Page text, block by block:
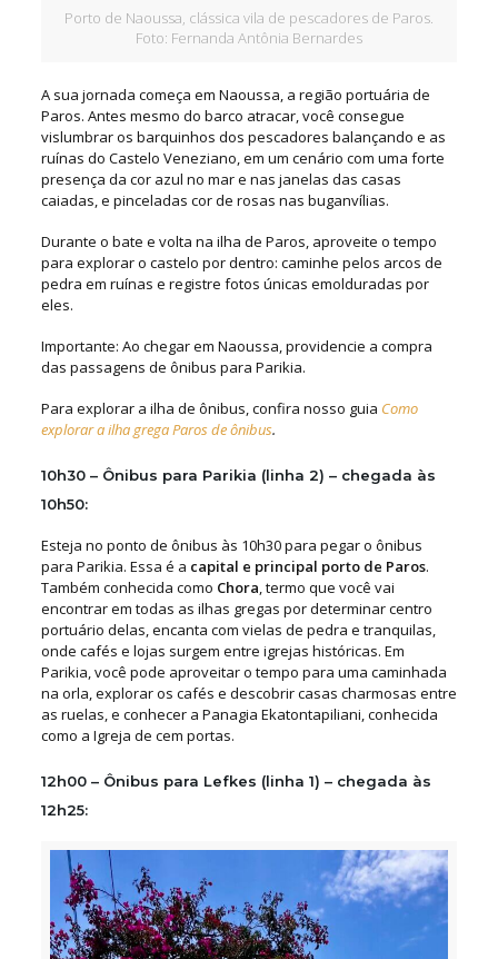
Porto de Naoussa, clássica vila de pescadores de Paros.
Foto: Fernanda Antônia Bernardes
A sua jornada começa em Naoussa, a região portuária de
Paros. Antes mesmo do barco atracar, você consegue
vislumbrar os barquinhos dos pescadores balançando e as
ruínas do Castelo Veneziano, em um cenário com uma forte
presença da cor azul no mar e nas janelas das casas
caiadas, e pinceladas cor de rosas nas buganvílias.
Durante o bate e volta na ilha de Paros, aproveite o tempo
para explorar o castelo por dentro: caminhe pelos arcos de
pedra em ruínas e registre fotos únicas emolduradas por
eles.
Importante: Ao chegar em Naoussa, providencie a compra
das passagens de ônibus para Parikia.
Para explorar a ilha de ônibus, confira nosso guia Como
explorar a ilha grega Paros de ônibus.
10h30 – Ônibus para Parikia (linha 2) – chegada às
10h50:
Esteja no ponto de ônibus às 10h30 para pegar o ônibus
para Parikia. Essa é a capital e principal porto de Paros.
Também conhecida como Chora, termo que você vai
encontrar em todas as ilhas gregas por determinar centro
portuário delas, encanta com vielas de pedra e tranquilas,
onde cafés e lojas surgem entre igrejas históricas. Em
Parikia, você pode aproveitar o tempo para uma caminhada
na orla, explorar os cafés e descobrir casas charmosas entre
as ruelas, e conhecer a Panagia Ekatontapiliani, conhecida
como a Igreja de cem portas.
12h00 – Ônibus para Lefkes (linha 1) – chegada às
12h25: